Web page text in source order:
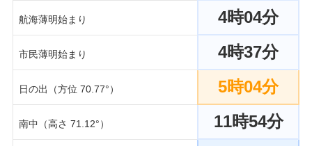
航海薄明始まり 4時04分
市民薄明始まり 4時37分
日の出（方位 70.77°） 5時04分
南中（高さ 71.12°） 11時54分